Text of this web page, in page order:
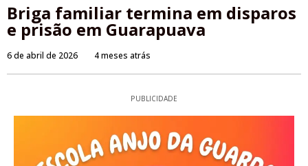
Briga familiar termina em disparos
e prisão em Guarapuava
6 de abril de 2026 4 meses atrás
PUBLICIDADE